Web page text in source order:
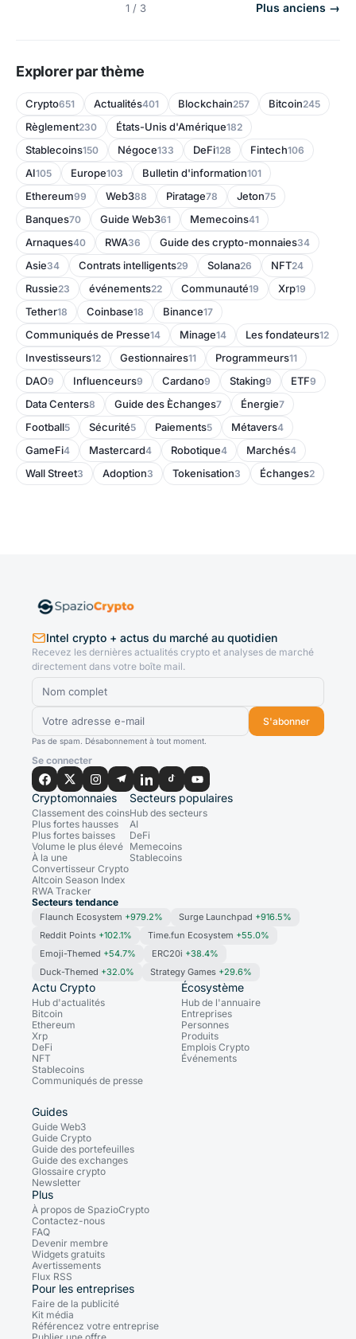
1 / 3 Plus anciens →
Explorer par thème
Crypto651 Actualités401 Blockchain257 Bitcoin245
Règlement230 États-Unis d'Amérique182
Stablecoins150 Négoce133 DeFi128 Fintech106
AI105 Europe103 Bulletin d'information101
Ethereum99 Web388 Piratage78 Jeton75
Banques70 Guide Web361 Memecoins41
Arnaques40 RWA36 Guide des crypto-monnaies34
Asie34 Contrats intelligents29 Solana26 NFT24
Russie23 événements22 Communauté19 Xrp19
Tether18 Coinbase18 Binance17
Communiqués de Presse14 Minage14 Les fondateurs12
Investisseurs12 Gestionnaires11 Programmeurs11
DAO9 Influenceurs9 Cardano9 Staking9 ETF9
Data Centers8 Guide des Èchanges7 Énergie7
Football5 Sécurité5 Paiements5 Métavers4
GameFi4 Mastercard4 Robotique4 Marchés4
Wall Street3 Adoption3 Tokenisation3 Échanges2
Intel crypto + actus du marché au quotidien
Recevez les dernières actualités crypto et analyses de marché
directement dans votre boîte mail.
S'abonner
Pas de spam. Désabonnement à tout moment.
Se connecter
Cryptomonnaies
Classement des coins
Plus fortes hausses
Plus fortes baisses
Volume le plus élevé
À la une
Convertisseur Crypto
Altcoin Season Index
RWA Tracker
Secteurs populaires
Hub des secteurs
AI
DeFi
Memecoins
Stablecoins
Secteurs tendance
Flaunch Ecosystem +979.2% Surge Launchpad +916.5%
Reddit Points +102.1% Time.fun Ecosystem +55.0%
Emoji-Themed +54.7% ERC20i +38.4%
Duck-Themed +32.0% Strategy Games +29.6%
Actu Crypto
Hub d'actualités
Bitcoin
Ethereum
Xrp
DeFi
NFT
Stablecoins
Communiqués de presse
Écosystème
Hub de l'annuaire
Entreprises
Personnes
Produits
Emplois Crypto
Événements
Guides
Guide Web3
Guide Crypto
Guide des portefeuilles
Guide des exchanges
Glossaire crypto
Newsletter
Plus
À propos de SpazioCrypto
Contactez-nous
FAQ
Devenir membre
Widgets gratuits
Avertissements
Flux RSS
Pour les entreprises
Faire de la publicité
Kit média
Référencez votre entreprise